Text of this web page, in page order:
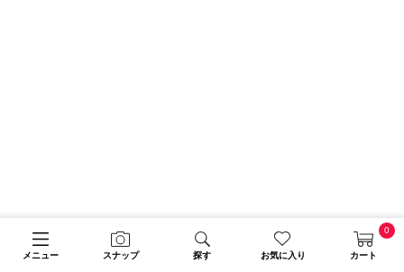
メニュー スナップ 探す お気に入り カート
0